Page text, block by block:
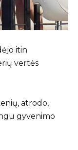
itin
vertės
atrodo,
gyvenimo